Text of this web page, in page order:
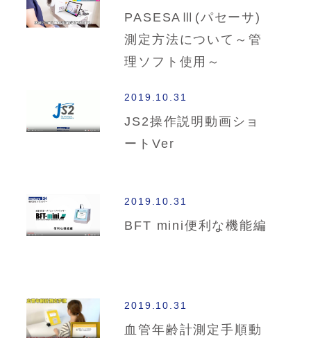
PASESAⅢ(パセーサ)
測定方法について～管
理ソフト使用～
2019.10.31
JS2操作説明動画ショ
ートVer
2019.10.31
BFT mini便利な機能編
2019.10.31
血管年齢計測定手順動